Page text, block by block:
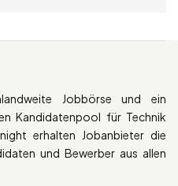
Jobbörse und ein
Kandidatenpool für Technik
erhalten Jobanbieter die
und Bewerber aus allen